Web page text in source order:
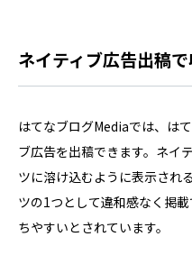
ネイティブ広告出稿
はてなブログMediaでは、は
ブ広告を出稿できます。ネイ
ツに溶け込むように表示され
ツの1つとして違和感なく掲
ちやすいとされています。